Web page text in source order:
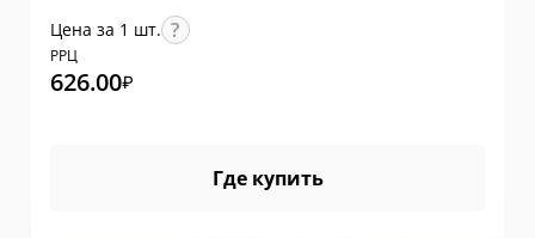
Цена за 1 шт.
РРЦ
626.00₽
Где купить